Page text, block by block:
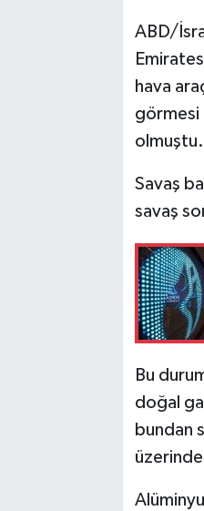
ABD/
hava
görmesi
olmuştu.
Savaş
savaş
Bu
doğal
bundan